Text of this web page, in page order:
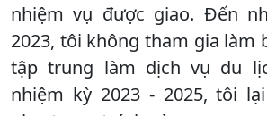
nhiệm vụ được giao. Đến
2023, tôi không tham gia làm
tập trung làm dịch vụ du
nhiệm kỳ 2023 - 2025, tôi